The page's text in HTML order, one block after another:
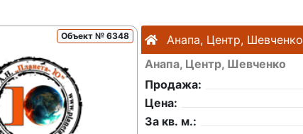
Объект № 6348
Анапа, Центр, Шевченко
Анапа, Центр, Шевченко
Продажа:
Цена:
За кв. м.: